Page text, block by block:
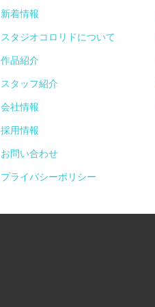
新着情報
スタジオコロリドについて
作品紹介
スタッフ紹介
会社情報
採用情報
お問い合わせ
プライバシーポリシー